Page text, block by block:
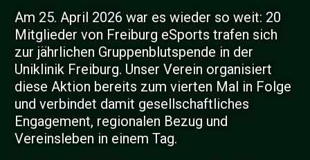
Am 25. April 2026 war es wieder so weit: 20
Mitglieder von Freiburg eSports trafen sich
zur jährlichen Gruppenblutspende in der
Uniklinik Freiburg. Unser Verein organisiert
diese Aktion bereits zum vierten Mal in Folge
und verbindet damit gesellschaftliches
Engagement, regionalen Bezug und
Vereinsleben in einem Tag.